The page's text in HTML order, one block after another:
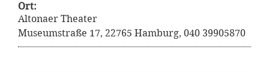
Ort:
Altonaer Theater
Museumstraße 17, 22765 Hamburg, 040 39905870